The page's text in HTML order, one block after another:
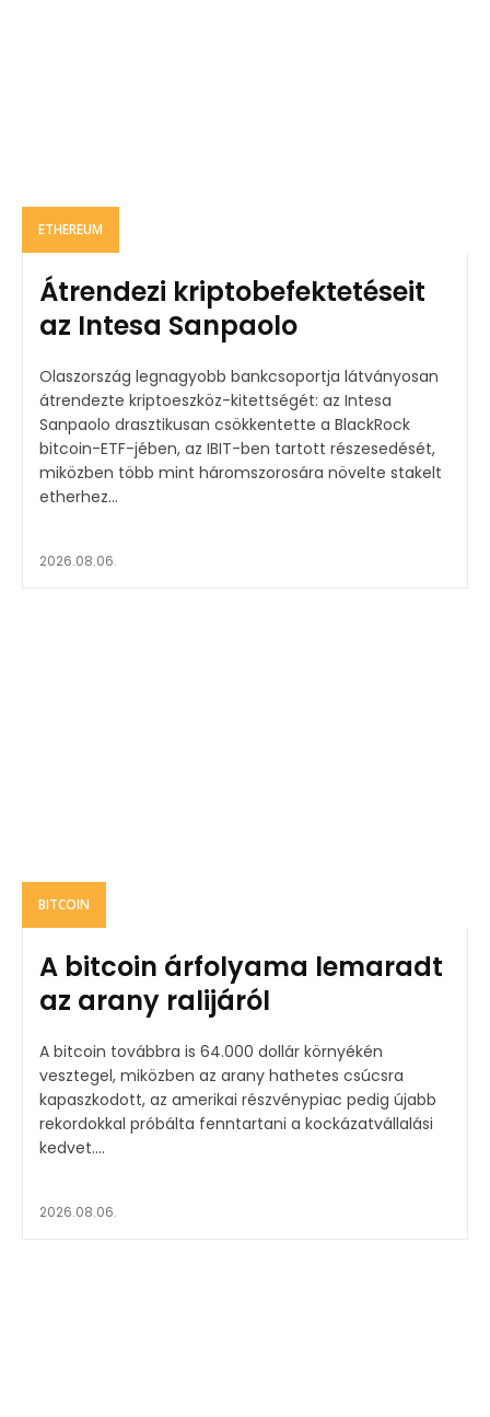
ETHEREUM
Átrendezi kriptobefektetéseit
az Intesa Sanpaolo
Olaszország legnagyobb bankcsoportja látványosan
átrendezte kriptoeszköz-kitettségét: az Intesa
Sanpaolo drasztikusan csökkentette a BlackRock
bitcoin-ETF-jében, az IBIT-ben tartott részesedését,
miközben több mint háromszorosára növelte stakelt
etherhez...
2026.08.06.
BITCOIN
A bitcoin árfolyama lemaradt
az arany ralijáról
A bitcoin továbbra is 64.000 dollár környékén
vesztegel, miközben az arany hathetes csúcsra
kapaszkodott, az amerikai részvénypiac pedig újabb
rekordokkal próbálta fenntartani a kockázatvállalási
kedvet....
2026.08.06.